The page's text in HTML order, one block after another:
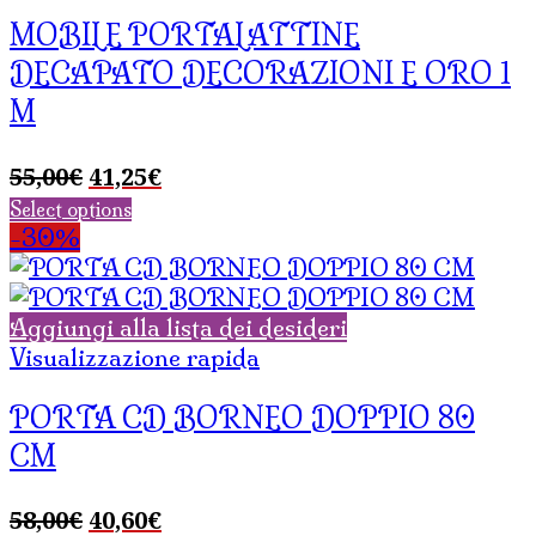
MOBILE PORTALATTINE
DECAPATO DECORAZIONI E ORO 1
M
55,00€ Il
prezzo
era:
55,00€.
41,25€Il
è:
41,25€.
Select options
-30%
Aggiungi alla lista dei desideri
Visualizzazione rapida
PORTA CD BORNEO DOPPIO 80
CM
58,00€ Il
40,60€Il